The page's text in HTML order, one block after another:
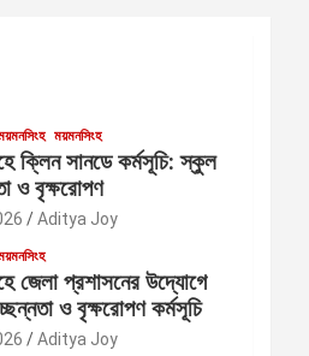
ময়মনসিংহ
ক্লিন সানডে কর্মসূচি: স্কুল
ও বৃক্ষরোপণ
Aditya Joy
জেলা প্রশাসনের উদ্যোগে
ও বৃক্ষরোপণ কর্মসূচি
Aditya Joy